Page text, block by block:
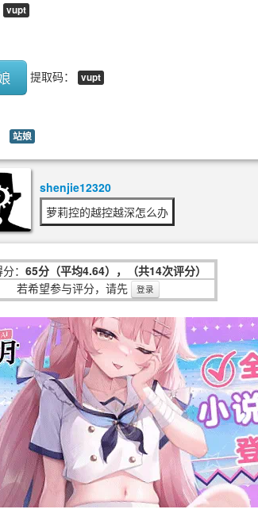
vupt
提取码： vupt
站娘
shenjie12320
萝莉控的越控越深怎么办
： 65分（平均4.64），（共14次评分）
若希望参与评分，请先
登录